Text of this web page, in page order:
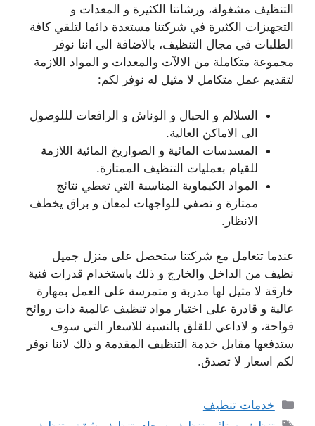
التنظيف مشغولة، ورشاتنا الكثيرة و المعدات و
التجهيزات الكثيرة في شركتنا مستعدة دائما لتلقي كافة
الطلبات في مجال التنظيف، بالاضافة الى اننا نوفر
مجموعة متكاملة من الالآت والمعدات و المواد اللازمة
لتقديم عمل متكامل لا مثيل له نوفر لكم:
السلالم و الحبال و الوناش و الرافعات لللوصول
الى الاماكن العالية.
المسدسات المائية و الصواريخ المائية اللازمة
للقيام بعمليات التنظيف الممتازة.
المواد الكيماوية المناسبة التي تعطي نتائج
ممتازة و تضفي للواجهات لمعان و براق يخطف
الانظار.
عندما تتعامل مع شركتنا ستحصل على منزل جميل
نظيف من الداخل والخارج و ذلك باستخدام قدرات فنية
خارقة لا مثيل لها مدربة و متمرسة على العمل بمهارة
عالية و قادرة على اختيار مواد تنظيف عالمية ذات روائح
فواحة، و لاداعي للقلق بالنسبة للاسعار التي سوف
ستدفعها مقابل خدمة التنظيف المقدمة و ذلك لاننا نوفر
لكم اسعار لا تصدق.
التصنيفات
خدمات تنظيف